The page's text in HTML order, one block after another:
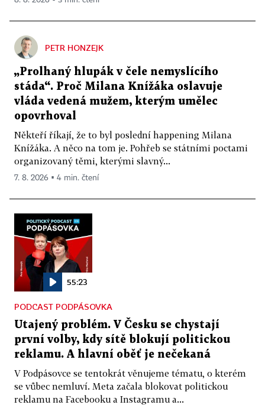
PETR HONZEJK
„Prolhaný hlupák v čele nemyslícího
stáda“. Proč Milana Knížáka oslavuje
vláda vedená mužem, kterým umělec
opovrhoval
Někteří říkají, že to byl poslední happening Milana
Knížáka. A něco na tom je. Pohřeb se státními poctami
organizovaný těmi, kterými slavný...
7. 8. 2026 ▪ 4 min. čtení
55:23
PODCAST PODPÁSOVKA
Utajený problém. V Česku se chystají
první volby, kdy sítě blokují politickou
reklamu. A hlavní oběť je nečekaná
V Podpásovce se tentokrát věnujeme tématu, o kterém
se vůbec nemluví. Meta začala blokovat politickou
reklamu na Facebooku a Instagramu a...